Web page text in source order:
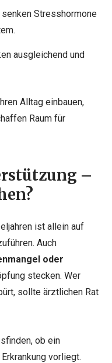
Stresshormone
ausgleichend und
Alltag einbauen,
Raum für
–
ist allein auf
Auch
oder
stecken. Wer
sollte ärztlichen Rat
ob ein
vorliegt.